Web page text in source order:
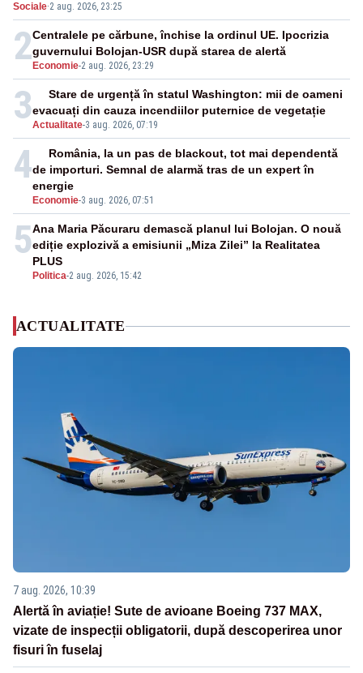
Sociale·2 aug. 2026, 23:25
2 Economie-2 aug. 2026, 23:29
Centralele pe cărbune, închise la ordinul UE. Ipocrizia
guvernului Bolojan-USR după starea de alertă
3Actualitate-3 aug. 2026, 07:19
Stare de urgență în statul Washington: mii de oameni
evacuați din cauza incendiilor puternice de vegetație
4
Economie-3 aug. 2026, 07:51
România, la un pas de blackout, tot mai dependentă
de importuri. Semnal de alarmă tras de un expert în
energie
5
Politica-2 aug. 2026, 15:42
Ana Maria Păcuraru demască planul lui Bolojan. O nouă
ediție explozivă a emisiunii „Miza Zilei” la Realitatea
PLUS
ACTUALITATE
7 aug. 2026, 10:39
Alertă în aviație! Sute de avioane Boeing 737 MAX,
vizate de inspecții obligatorii, după descoperirea unor
fisuri în fuselaj